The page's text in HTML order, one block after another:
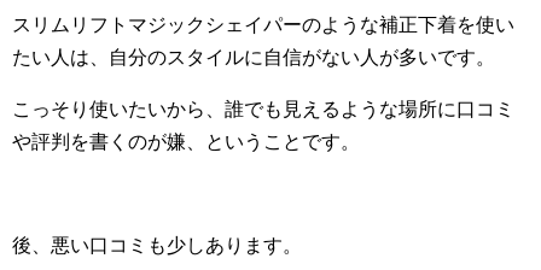
スリムリフトマジックシェイパーのような補正下着を使い
たい人は、自分のスタイルに自信がない人が多いです。
こっそり使いたいから、誰でも見えるような場所に口コミ
や評判を書くのが嫌、ということです。
後、悪い口コミも少しあります。